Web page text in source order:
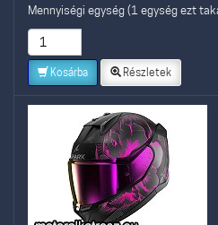
Mennyiségi egység (1 egység ezt
Kosárba Részletek